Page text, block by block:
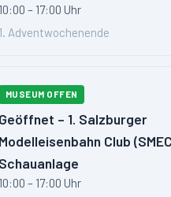
10:00 – 17:00 Uhr
1. Adventwochenende
MUSEUM OFFEN
Geöffnet – 1. Salzburger
Modelleisenbahn Club
Schauanlage
10:00 – 17:00 Uhr